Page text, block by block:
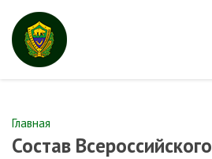
Главная
Состав Всероссийского